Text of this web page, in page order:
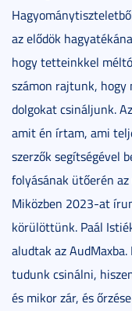
az elődök
hogy tetteinkkel
számon rajtunk, hogy
dolgokat csináljunk.
amit én írtam, ami
szerzők segítségével
folyásának ütőerén
Miközben 2023-at
körülöttünk. Paál
aludtak az
tudunk csinálni,
és mikor zár, és